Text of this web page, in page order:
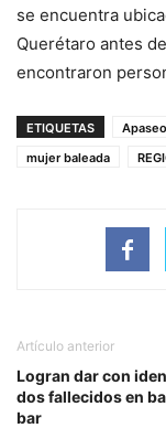
se encuentra
Querétaro antes
encontraron
ETIQUETAS
mujer baleada
Artículo anterior
Logran dar con
dos fallecidos en
bar